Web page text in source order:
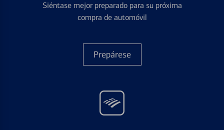
Siéntase mejor preparado para su próxima
compra de automóvil
Prepárese